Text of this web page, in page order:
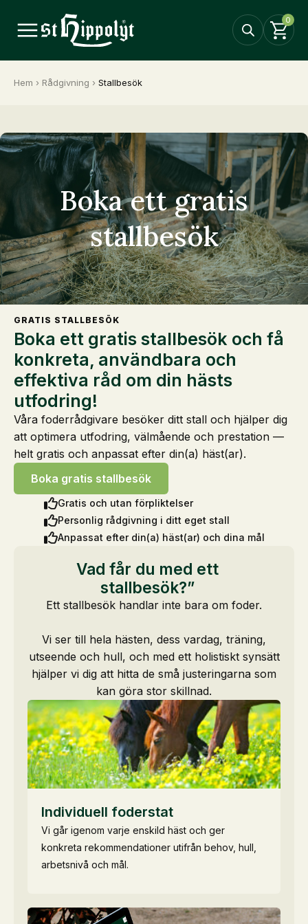
0
Hem › Rådgivning › Stallbesök
Boka ett gratis
stallbesök
GRATIS STALLBESÖK
Boka ett gratis stallbesök och få
konkreta, användbara och
effektiva råd om din hästs
utfodring!
Våra foderrådgivare besöker ditt stall och hjälper dig
att optimera utfodring, välmående och prestation —
helt gratis och anpassat efter din(a) häst(ar).
Boka gratis stallbesök
Gratis och utan förpliktelser
Personlig rådgivning i ditt eget stall
Anpassat efter din(a) häst(ar) och dina mål
Vad får du med ett
stallbesök?”
Ett stallbesök handlar inte bara om foder.
Vi ser till hela hästen, dess vardag, träning,
utseende och hull, och med ett holistiskt synsätt
hjälper vi dig att hitta de små justeringarna som
kan göra stor skillnad.
Individuell foderstat
Vi går igenom varje enskild häst och ger
konkreta rekommendationer utifrån behov, hull,
arbetsnivå och mål.